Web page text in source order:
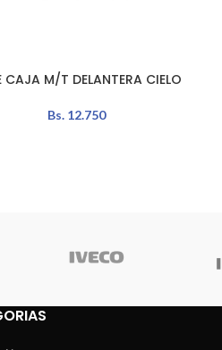
CARRITO
CAJA M/T DELANTERA CIELO
Bs. 12.750